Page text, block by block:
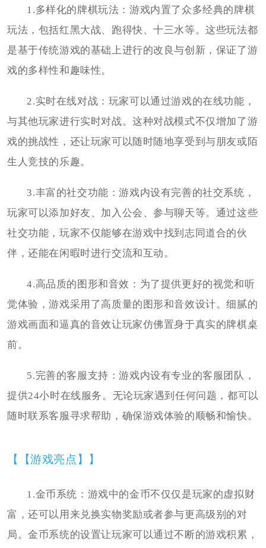
1.多样化的牌棋玩法：游戏内置了众多经典的牌棋
玩法，包括红黑大战、跑得快、十三水等。这些玩法都
是基于传统游戏的基础上进行的改良与创新，保证了游
戏的多样性和趣味性。
2.实时在线对战：玩家可以通过游戏的在线功能，
与其他玩家进行实时对战。这种对战模式不仅增加了游
戏的挑战性，还让玩家可以随时随地享受到与朋友或陌
生人竞技的乐趣。
3.丰富的社交功能：游戏内设有完善的社交系统，
玩家可以添加好友、加入公会、参与聊天等。通过这些
社交功能，玩家不仅能够在游戏中找到志同道合的伙
伴，还能在闲暇时进行交流和互动。
4.高品质的图形和音效：为了提供更好的视觉和听
觉体验，游戏采用了高质量的图形和音效设计。细腻的
游戏画面和逼真的音效让玩家仿佛置身于真实的牌棋桌
前。
5.完善的客服支持：游戏内设有专业的客服团队，
提供24小时在线服务。无论玩家遇到任何问题，都可以
随时联系客服寻求帮助，确保游戏体验的顺畅和愉快。
【【游戏亮点】】
1.金币系统：游戏中的金币不仅仅是玩家的虚拟财
富，还可以用来兑换实物奖励或者参与更高级别的对
局。金币系统的设置让玩家可以通过不断的游戏积累，